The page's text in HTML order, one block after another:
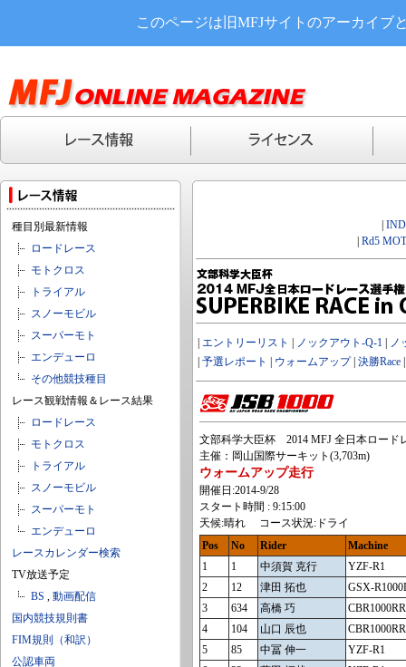
このページは旧MFJサイトのアーカイブ
種目別最新情報
ロードレース
モトクロス
トライアル
スノーモビル
スーパーモト
エンデューロ
その他競技種目
レース観戦情報＆レース結果
ロードレース
モトクロス
トライアル
スノーモビル
スーパーモト
エンデューロ
レースカレンダー検索
TV放送予定
BS , 動画配信
国内競技規則書
FIM規則（和訳）
公認車両
Rd5
エントリーリスト ノックアウト-Q-1
ノ
予選レポート ウォームアップ| 決勝Race
文部科学大臣杯 2014 MFJ 全日本ロード
主催：岡山国際サーキット(3,703m)
ウォームアップ走行
開催日:2014-9/28
スタート時間 : 9:15:00
天候:晴れ コース状況:ドライ
Pos
No Rider
Machine
1
1 中須賀 克行
YZF-R1
2
12 津田 拓也
GSX-
3
634 高橋 巧
CBR1000RR
4
104 山口 辰也
CBR1000RR
5
85 中冨 伸一
YZF-R1